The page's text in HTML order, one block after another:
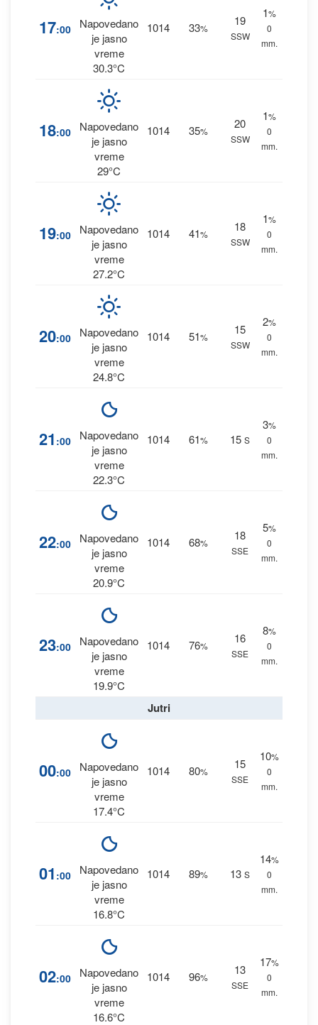
17:00
Napovedano
je jasno
vreme
30.3°C
1014 33%
19
SSW
1%
0
mm.
18:00
Napovedano
je jasno
vreme
29°C
1014 35%
20
SSW
1%
0
mm.
19:00
Napovedano
je jasno
vreme
27.2°C
1014 41%
18
SSW
1%
0
mm.
20:00
Napovedano
je jasno
vreme
24.8°C
1014 51%
15
SSW
2%
0
mm.
21 :00
Napovedano
je jasno
vreme
22.3°C
1014 61% 15 S
3%
0
mm.
22:00
Napovedano
je jasno
vreme
20.9°C
1014 68%
18
SSE
5%
0
mm.
23:00
Napovedano
je jasno
vreme
19.9°C
1014 76%
16
SSE
8%
0
mm.
Jutri
00:00
Napovedano
je jasno
vreme
17.4°C
1014 80%
15
SSE
10%
0
mm.
01 :00
Napovedano
je jasno
vreme
16.8°C
1014 89% 13 S
14%
0
mm.
02:00
Napovedano
je jasno
vreme
16.6°C
1014 96%
13
SSE
17%
0
mm.